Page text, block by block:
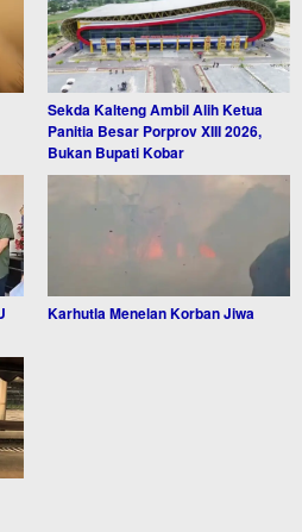
Sekda Kalteng Ambil Alih Ketua
Panitia Besar Porprov XIII 2026,
Bukan Bupati Kobar
Karhutla Menelan Korban Jiwa